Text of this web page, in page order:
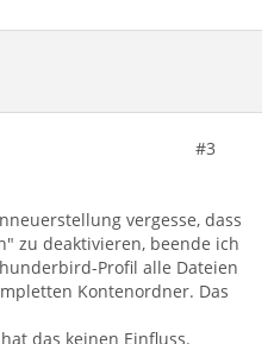
#3
vergesse, dass
zu deaktivieren, beende ich
Profil alle Dateien
Kontenordner. Das
das keinen Einfluss.